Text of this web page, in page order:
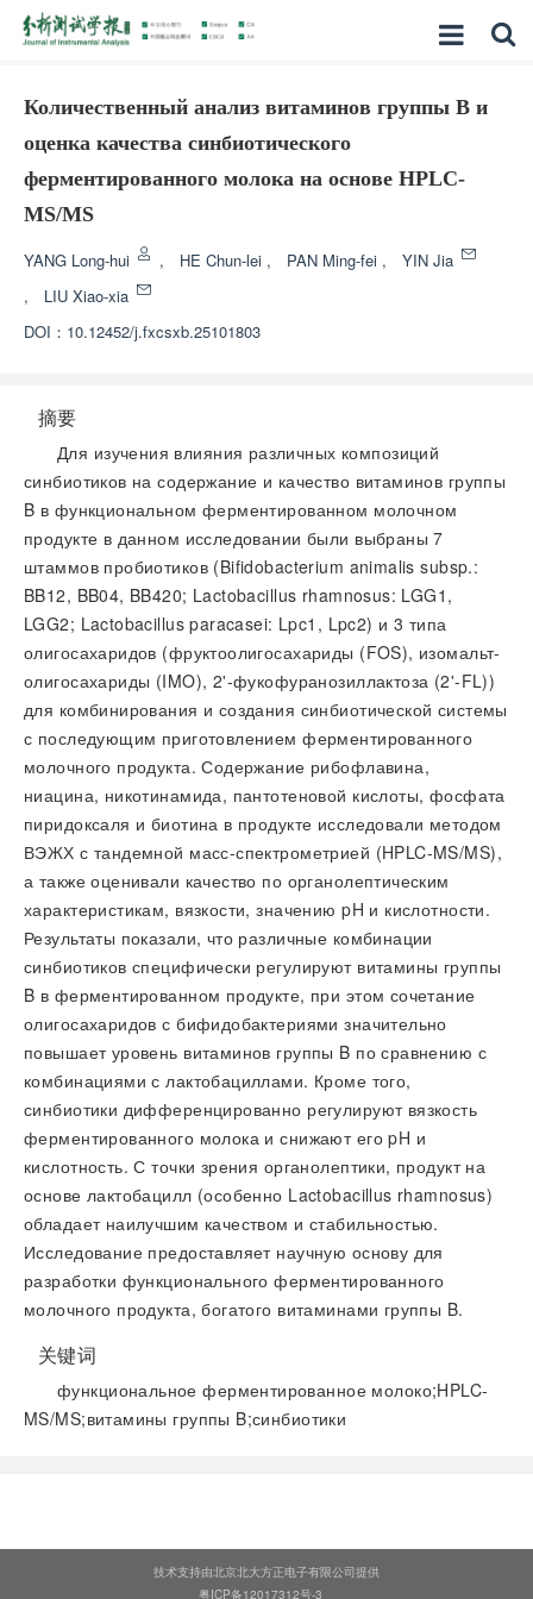
Количественный анализ витаминов группы B и
оценка качества синбиотического
ферментированного молока на основе HPLC-
MS/MS
YANG Long-hui , HE Chun-lei , PAN Ming-fei ,
YIN Jia
,
LIU Xiao-xia
DOI： 10.12452/j.fxcsxb.25101803
摘要
Для изучения влияния различных композиций
синбиотиков на содержание и качество витаминов группы
B в функциональном ферментированном молочном
продукте в данном исследовании были выбраны 7
штаммов пробиотиков (Bifidobacterium animalis subsp.:
BB12, BB04, BB420; Lactobacillus rhamnosus: LGG1,
LGG2; Lactobacillus paracasei: Lpc1, Lpc2) и 3 типа
олигосахаридов (фруктоолигосахариды (FOS), изомальт-
олигосахариды (IMO), 2'-фукофуранозиллактоза (2'-FL))
для комбинирования и создания синбиотической системы
с последующим приготовлением ферментированного
молочного продукта. Содержание рибофлавина,
ниацина, никотинамида, пантотеновой кислоты, фосфата
пиридоксаля и биотина в продукте исследовали методом
ВЭЖХ с тандемной масс-спектрометрией (HPLC-MS/MS),
а также оценивали качество по органолептическим
характеристикам, вязкости, значению pH и кислотности.
Результаты показали, что различные комбинации
синбиотиков специфически регулируют витамины группы
B в ферментированном продукте, при этом сочетание
олигосахаридов с бифидобактериями значительно
повышает уровень витаминов группы B по сравнению с
комбинациями с лактобациллами. Кроме того,
синбиотики дифференцированно регулируют вязкость
ферментированного молока и снижают его pH и
кислотность. С точки зрения органолептики, продукт на
основе лактобацилл (особенно Lactobacillus rhamnosus)
обладает наилучшим качеством и стабильностью.
Исследование предоставляет научную основу для
разработки функционального ферментированного
молочного продукта, богатого витаминами группы B.
关键词
функциональное ферментированное молоко;HPLC-
MS/MS;витамины группы B;синбиотики
技术支持由北京北大方正电子有限公司提供
粤ICP备12017312号-3